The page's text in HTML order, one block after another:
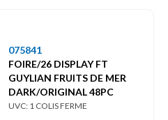
075841
FOIRE/26 DISPLAY FT
GUYLIAN FRUITS DE MER
DARK/ORIGINAL 48PC
UVC: 1 COLIS FERME